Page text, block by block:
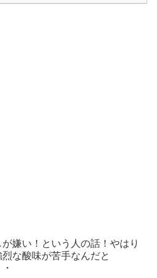
嫌い！という人の話！やはり
烈な酸味が苦手なんだと